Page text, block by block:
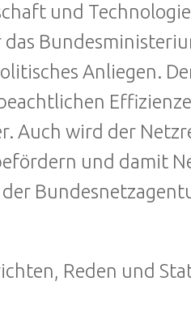
und
das
Anliegen.
Auch wird der
und damit
Reden und